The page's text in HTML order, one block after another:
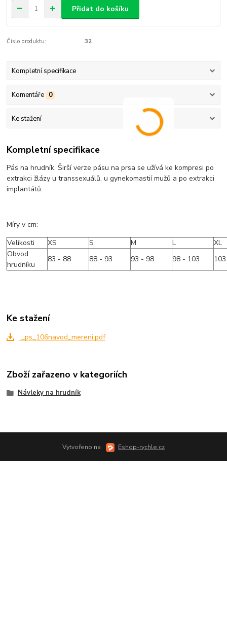
Přidat do košíku
Číslo produktu: 32
Kompletní specifikace
Komentáře 0
Ke stažení
Kompletní specifikace
Pás na hrudník. Širší verze pásu na prsa se užívá ke kompresi po
extrakci žlázy u transsexuálů, u gynekomastií mužů a po extrakci
implantátů.
Míry v cm:
Velikosti
XS S M L
XL
Obvod
hrudníku
83 - 88 88 - 93 93 - 98 98 - 103
Ke stažení
_ps_106navod_mereni.pdf
Zboží zařazeno v kategoriích
Návleky na hrudník
Vytvořeno na Eshop-rychle.cz